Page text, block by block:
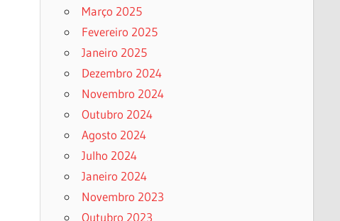
Março 2025
Fevereiro 2025
Janeiro 2025
Dezembro 2024
Novembro 2024
Outubro 2024
Agosto 2024
Julho 2024
Janeiro 2024
Novembro 2023
Outubro 2023